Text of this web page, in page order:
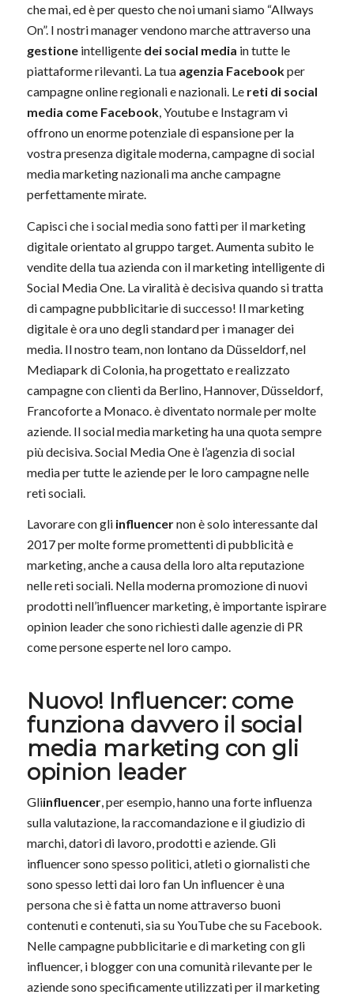
che mai, ed è per questo che noi umani siamo “Allways
On”. I nostri manager vendono marche attraverso una
gestioneintelligente dei social media in tutte le
piattaforme rilevanti. La tua agenzia Facebookper
campagne online regionali e nazionali. Le reti di social
media come Facebook, Youtube e Instagram vi
offrono un enorme potenziale di espansione per la
vostra presenza digitale moderna, campagne di social
media marketing nazionali ma anche campagne
perfettamente mirate.
Capisci che i social media sono fatti per il marketing
digitale orientato al gruppo target. Aumenta subito le
vendite della tua azienda con il marketing intelligente di
Social Media One. La viralità è decisiva quando si tratta
di campagne pubblicitarie di successo! Il marketing
digitale è ora uno degli standard per i manager dei
media. Il nostro team, non lontano da Düsseldorf, nel
Mediapark di Colonia, ha progettato e realizzato
campagne con clienti da Berlino, Hannover, Düsseldorf,
Francoforte a Monaco. è diventato normale per molte
aziende. Il social media marketing ha una quota sempre
più decisiva. Social Media One è l’agenzia di social
media per tutte le aziende per le loro campagne nelle
reti sociali.
Lavorare con gli influencernon è solo interessante dal
2017 per molte forme promettenti di pubblicità e
marketing, anche a causa della loro alta reputazione
nelle reti sociali. Nella moderna promozione di nuovi
prodotti nell’influencer marketing, è importante ispirare
opinion leader che sono richiesti dalle agenzie di PR
come persone esperte nel loro campo.
Nuovo! Influencer: come
funziona davvero il social
media marketing con gli
opinion leader
Gliinfluencer, per esempio, hanno una forte influenza
sulla valutazione, la raccomandazione e il giudizio di
marchi, datori di lavoro, prodotti e aziende. Gli
influencer sono spesso politici, atleti o giornalisti che
sono spesso letti dai loro fan Un influencer è una
persona che si è fatta un nome attraverso buoni
contenuti e contenuti, sia su YouTube che su Facebook.
Nelle campagne pubblicitarie e di marketing con gli
influencer, i blogger con una comunità rilevante per le
aziende sono specificamente utilizzati per il marketing